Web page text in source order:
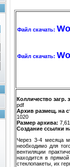
Файл скачать:
Файл скачать:
Колличество загр.
pdf
Архив размещ. на
1020
Размер архива:
Создание ссылки
Через 3-4 месяца
необходимо для
вентиляции
находится в
стеклопакеты, их